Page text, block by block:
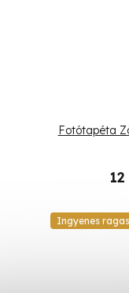
Fotótapéta
Ingyenes